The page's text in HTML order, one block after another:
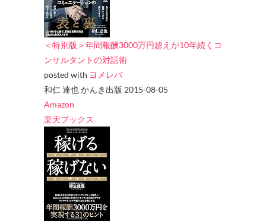
＜特別版＞年間報酬3000万円超えが10年続くコ
ンサルタントの対話術
posted with ヨメレバ
和仁 達也 かんき出版 2015-08-05
Amazon
楽天ブックス